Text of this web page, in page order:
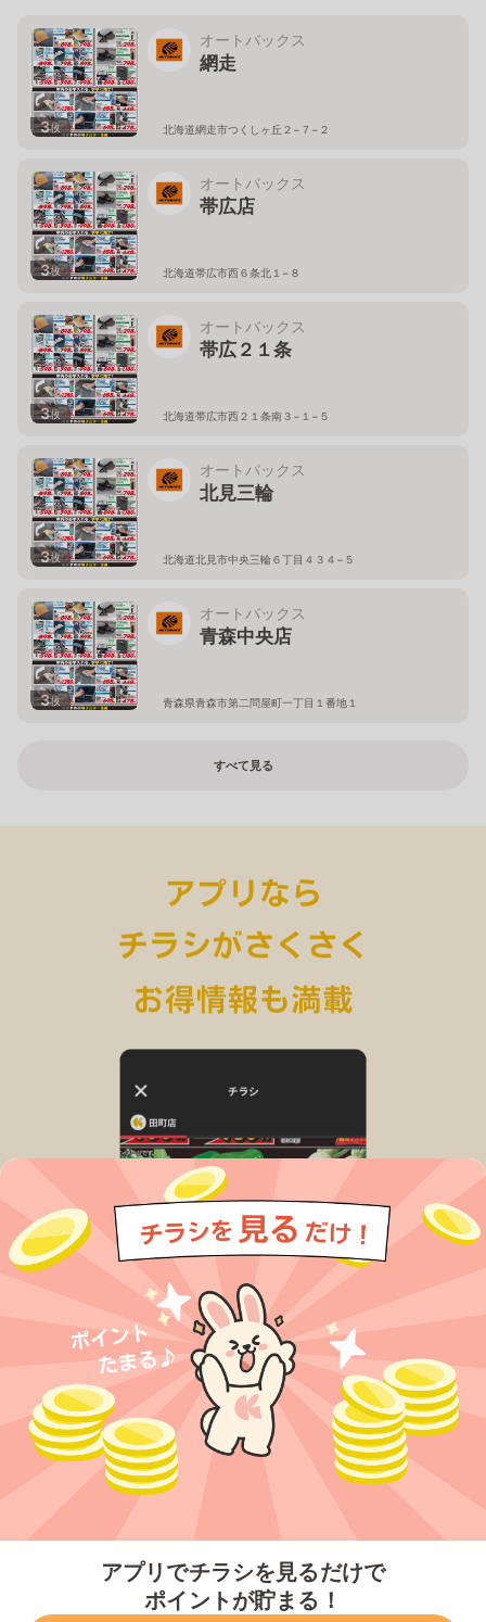
アプリでチラシを見るだけで
ポイントが貯まる！
3枚
オートバックス
網走
北海道網走市つくしヶ丘２−７−２
3枚
オートバックス
帯広店
北海道帯広市西６条北１−８
3枚
オートバックス
帯広２１条
北海道帯広市西２１条南３−１−５
3枚
オートバックス
北見三輪
北海道北見市中央三輪６丁目４３４−５
3枚
オートバックス
青森中央店
青森県青森市第二問屋町一丁目１番地１
すべて見る